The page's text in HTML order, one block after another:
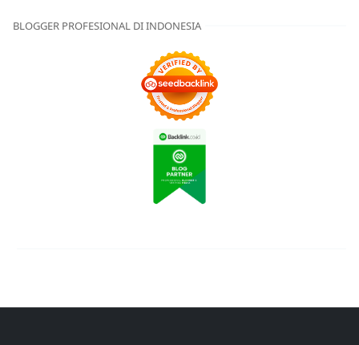
BLOGGER PROFESIONAL DI INDONESIA